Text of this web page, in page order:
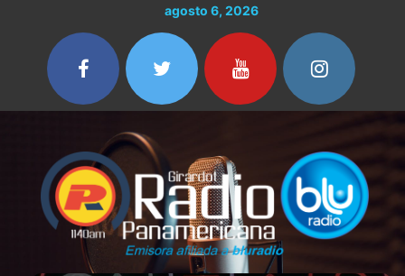
contenido
agosto 6, 2026